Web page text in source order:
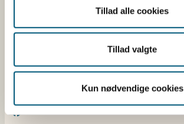
Tillad alle cookies
Tillad valgte
Kun nødvendige cookies
Fredag: 9-12
Følg os